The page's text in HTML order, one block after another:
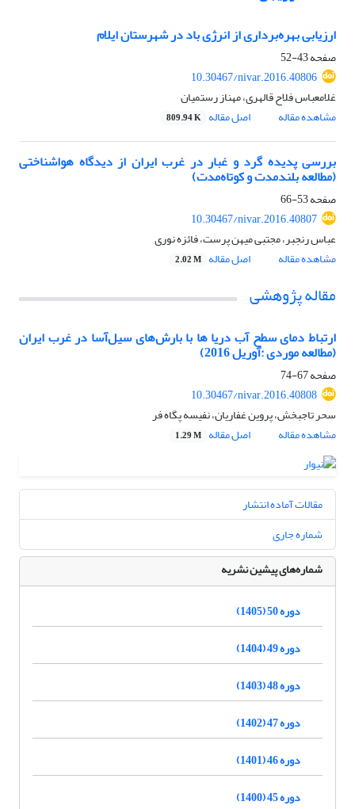
ارزیابی بهره‌برداری از انرژی باد در شهرستان ایلام
صفحه43-52
10.30467/nivar.2016.40806
غلامعباس فلاح قالهری، مهناز رستمیان
مشاهده مقاله
اصل مقاله 809.94 K
بررسی پدیده گرد و غبار در غرب ایران از دیدگاه هواشناختی
(مطالعه بلندمدت و کوتاه‌مدت)
صفحه53-66
10.30467/nivar.2016.40807
عباس رنجبر، مجتبی میهن پرست، فائزه نوری
مشاهده مقاله
اصل مقاله 2.02 M
مقاله پژوهشی
ارتباط دمای سطح آب دریا ها با بارش‌های سیل‌آسا در غرب ایران
(مطالعه موردی :آوریل 2016)
صفحه67-74
10.30467/nivar.2016.40808
سحر تاجبخش، پروین غفاریان، نفیسه پگاه فر
مشاهده مقاله
اصل مقاله 1.29 M
مقالات آماده انتشار
شماره جاری
شماره‌های پیشین نشریه
دوره 50 (1405)
دوره 49 (1404)
دوره 48 (1403)
دوره 47 (1402)
دوره 46 (1401)
دوره 45 (1400)